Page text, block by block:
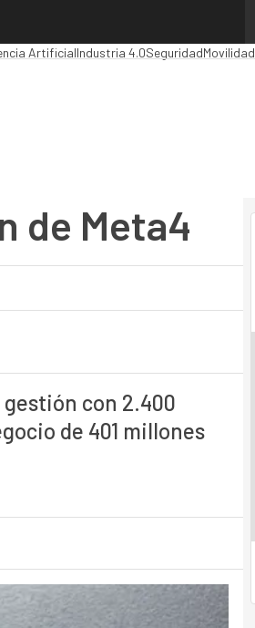
ArtificialIndustria 4.0SeguridadMovilidad
de Meta4
con 2.400
de 401 millones